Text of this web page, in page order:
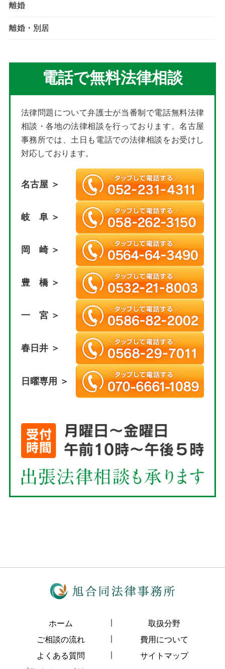
離婚
離婚・別居
電話で無料法律相談
法律問題について弁護士が当番制で電話無料法律
相談・各地の法律相談を行っております。名古屋
事務所では、土日も電話での法律相談をお受けし
対応しております。
名古屋 ＞
岐 阜 ＞
岡 崎 ＞
豊 橋 ＞
一 宮 ＞
春日井 ＞
日曜専用 ＞
ホーム
取扱分野
ご相談の流れ
費用について
よくある質問
サイトマップ